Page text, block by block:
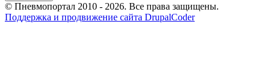
© Пневмопортал 2010 - 2026. Все права защищены.
Поддержка и продвижение сайта DrupalCoder